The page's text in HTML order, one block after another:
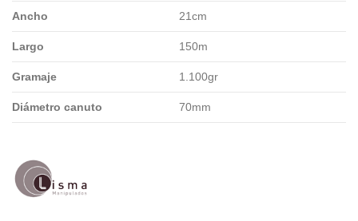
Ancho 21cm
Largo 150m
Gramaje 1.100gr
Diámetro canuto 70mm